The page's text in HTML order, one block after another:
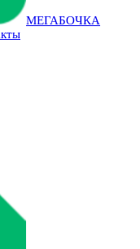
МЕГАБОЧКА